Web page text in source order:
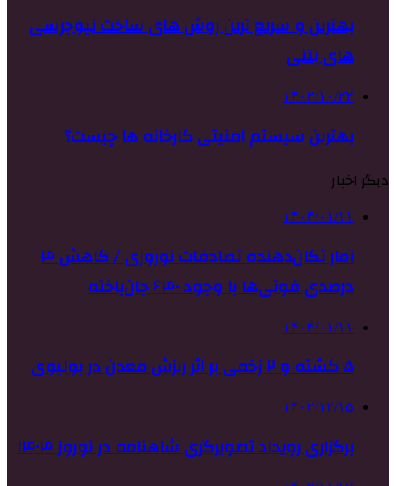
بهترین و سریع ترین روش های ساخت نیوجرسی
های بتنی
۱۴۰۲/۱۰/۲۲
بهترین سیستم امنیتی کارخانه ها چیست؟
دیگر اخبار
۱۴۰۴/۰۱/۱۱
آمار تکان‌دهنده تصادفات نوروزی / کاهش ۴
درصدی فوتی‌ها با وجود ۶۴۰ جان‌باخته
۱۴۰۴/۰۱/۱۱
۵ کشته و ۲ زخمی بر اثر ریزش معدن در بولیوی
۱۴۰۲/۱۲/۱۵
برگزاری رویداد تصویرگری شاهنامه در نوروز ۱۴۰۴